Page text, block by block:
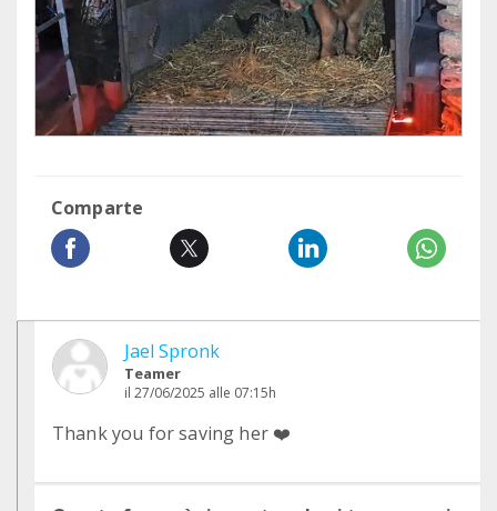
Comparte
Jael Spronk
Teamer
il 27/06/2025 alle 07:15h
Thank you for saving her ❤️